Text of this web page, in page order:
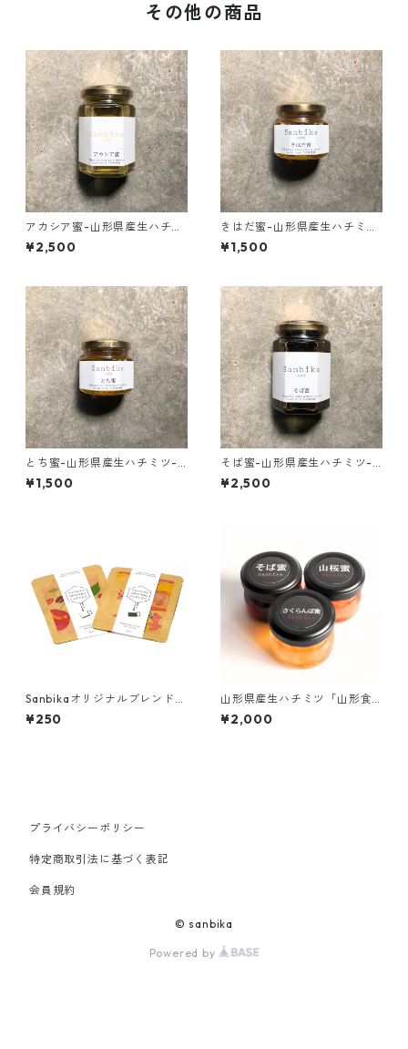
その他の商品
アカシア蜜-山形県産生ハチミ
ツ-160g
¥2,500
きはだ蜜-山形県産生ハチミ
ツ-70g
¥1,500
とち蜜-山形県産生ハチミツ-7
0g
¥1,500
そば蜜-山形県産生ハチミツ-1
60g
¥2,500
Sanbikaオリジナルブレンドコ
ーヒー 1pac
¥250
山形県産生ハチミツ「山形食
べ比べ」25g×３セット
¥2,000
プライバシーポリシー
特定商取引法に基づく表記
会員規約
© sanbika
Powered by